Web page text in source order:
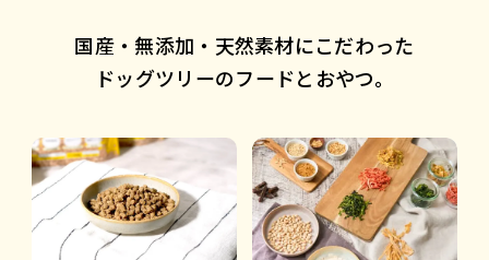
国産・無添加・天然素材にこだわった
ドッグツリーのフードとおやつ。